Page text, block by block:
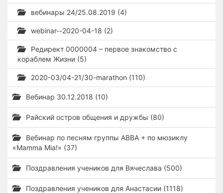
вебинары 24/25.08.2019 (4)
webinar--2020-04-18 (2)
Редирект 0000004 – первое знакомство с
кораблем Жизни (5)
2020-03/04-21/30-marathon (110)
Вебинар 30.12.2018 (10)
Райский остров общения и дружбы (80)
Вебинар по песням группы ABBA + по мюзиклу
«Mamma Mia!» (37)
Поздравления учеников для Вячеслава (500)
Поздравления учеников для Анастасии (1118)